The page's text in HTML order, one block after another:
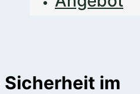
Sicherheit im